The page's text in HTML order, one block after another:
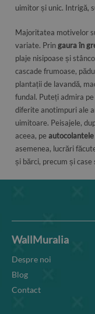
uimitor și unic. Intrigă,
Majoritatea motivelor
variate. Pringaura în
plaje nisipoase și
cascade frumoase,
plantații de lavandă,
fundal. Puteți admira
diferite anotimpuri ale
uimitoare. Peisajele,
aceea, pe
asemenea, lucrări
și bărci, precum și
WallMuralia
Despre noi
Blog
Contact